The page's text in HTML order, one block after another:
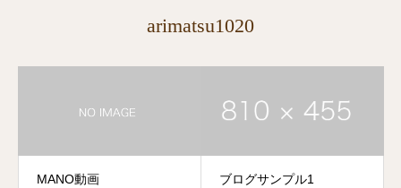
arimatsu1020
MANO動画 ブログサンプル1